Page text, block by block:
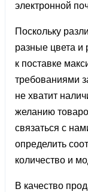
электронной
Поскольку
разные цвета
к поставке
требованиями
не хватит
желанию
связаться с
определить
количество и
В качество